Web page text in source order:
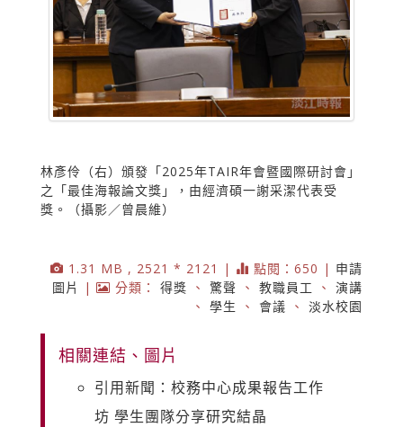
林彥伶（右）頒發「2025年TAIR年會暨國際研討會」
之「最佳海報論文獎」，由經濟碩一謝采潔代表受
獎。（攝影／曾晨維）
1.31 MB , 2521 * 2121 | 點閱：650 | 申請
圖片
| 分類： 得獎 、 驚聲 、 教職員工 、 演講
、 學生 、 會議 、 淡水校園
相關連結、圖片
引用新聞：校務中心成果報告工作
坊 學生團隊分享研究結晶